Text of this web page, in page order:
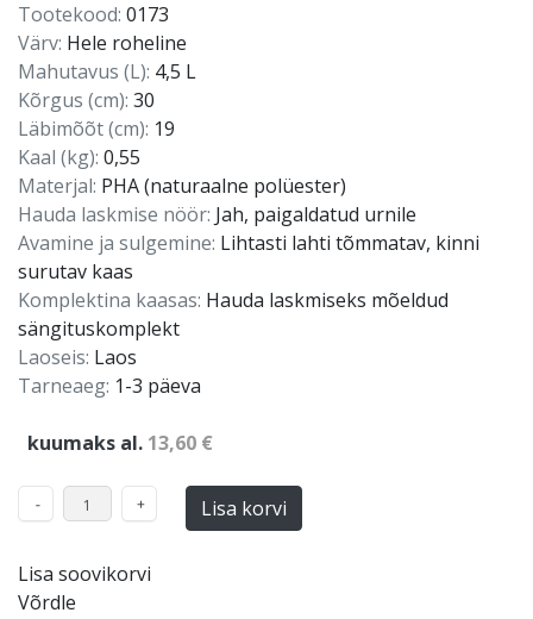
Tootekood: 0173
Värv: Hele roheline
Mahutavus (L): 4,5 L
Kõrgus (cm): 30
Läbimõõt (cm): 19
Kaal (kg): 0,55
Materjal: PHA (naturaalne polüester)
Hauda laskmise nöör: Jah, paigaldatud urnile
Avamine ja sulgemine: Lihtasti lahti tõmmatav, kinni
surutav kaas
Komplektina kaasas: Hauda laskmiseks mõeldud
sängituskomplekt
Laoseis: Laos
Tarneaeg: 1-3 päeva
kuumaks al. 13,60 €
Lisa korvi
Lisa soovikorvi
Võrdle